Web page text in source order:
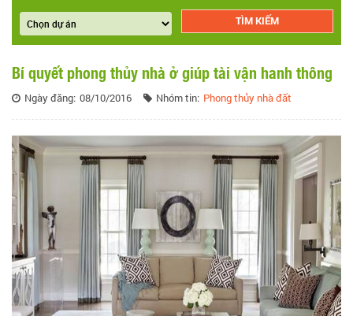
Bí quyết phong thủy nhà ở giúp tài vận hanh thông
Ngày đăng: 08/10/2016 Nhóm tin: Phong thủy nhà đất